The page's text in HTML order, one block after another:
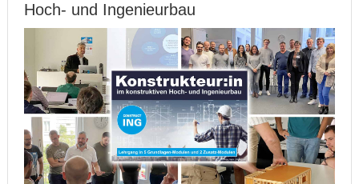
Hoch- und Ingenieurbau